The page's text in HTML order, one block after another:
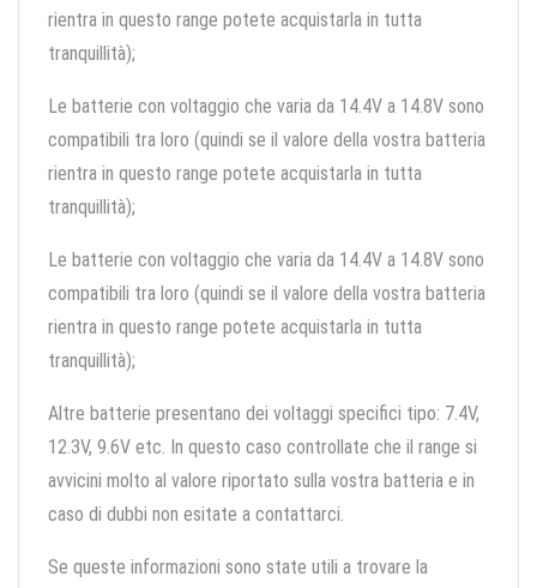
rientra in questo range potete acquistarla in tutta
tranquillità);
Le batterie con voltaggio che varia da 14.4V a 14.8V sono
compatibili tra loro (quindi se il valore della vostra batteria
rientra in questo range potete acquistarla in tutta
tranquillità);
Le batterie con voltaggio che varia da 14.4V a 14.8V sono
compatibili tra loro (quindi se il valore della vostra batteria
rientra in questo range potete acquistarla in tutta
tranquillità);
Altre batterie presentano dei voltaggi specifici tipo: 7.4V,
12.3V, 9.6V etc. In questo caso controllate che il range si
avvicini molto al valore riportato sulla vostra batteria e in
caso di dubbi non esitate a contattarci.
Se queste informazioni sono state utili a trovare la